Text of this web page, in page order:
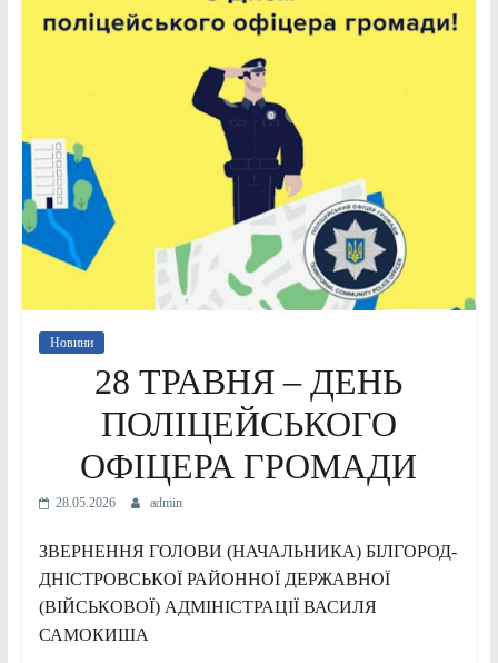
Новини
28 ТРАВНЯ – ДЕНЬ
ПОЛІЦЕЙСЬКОГО
ОФІЦЕРА ГРОМАДИ
28.05.2026 admin
ЗВЕРНЕННЯ ГОЛОВИ (НАЧАЛЬНИКА) БІЛГОРОД-
ДНІСТРОВСЬКОЇ РАЙОННОЇ ДЕРЖАВНОЇ
(ВІЙСЬКОВОЇ) АДМІНІСТРАЦІЇ ВАСИЛЯ
САМОКИША